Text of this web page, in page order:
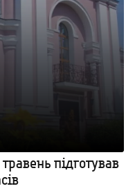
підготував